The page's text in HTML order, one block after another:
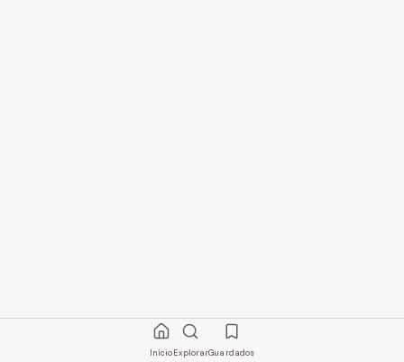
InícioExplorarGuardados